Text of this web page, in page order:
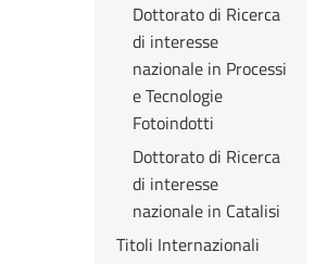
Dottorato di Ricerca
di interesse
nazionale in Processi
e Tecnologie
Fotoindotti
Dottorato di Ricerca
di interesse
nazionale in Catalisi
Titoli Internazionali